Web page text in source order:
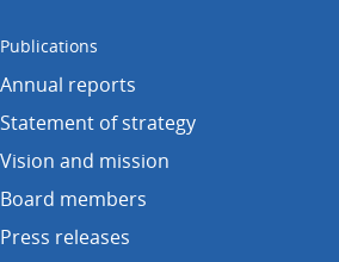
Publications
Annual reports
Statement of strategy
Vision and mission
Board members
Press releases